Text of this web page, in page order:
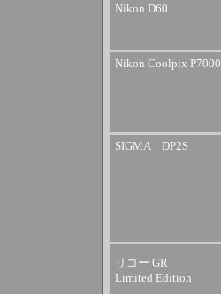
Nikon D60
Nikon Coolpix P7000
SIGMA DP2S
リコー GR
Limited Edition